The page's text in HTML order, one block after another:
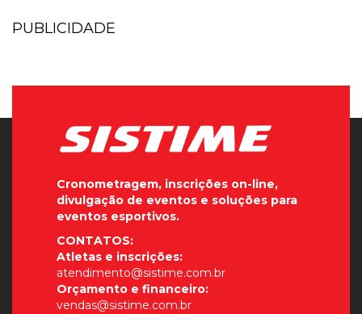
PUBLICIDADE
Cronometragem, inscrições on-line,
divulgação de eventos e soluções para
eventos esportivos.
CONTATOS:
Atletas e inscrições:
atendimento@sistime.com.br
Orçamento e financeiro:
vendas@sistime.com.br